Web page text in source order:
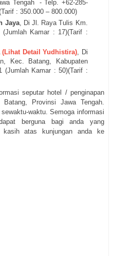
Tengah - Telp. +62-285‐
: 350.000 – 800.000)
Jaya, Di Jl. Raya Tulis Km.
(Jumlah Kamar : 17)(Tarif :
(Lihat Detail Yudhistira) , Di
Kec. Batang, Kabupaten
(Jumlah Kamar : 50)(Tarif :
seputar hotel / penginapan
Provinsi Jawa Tengah.
waktu. Semoga informasi
berguna bagi anda yang
kasih atas kunjungan anda ke